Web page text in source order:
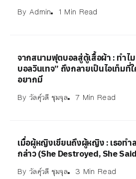
By Admin 1 Min Read
จากสนามฟุตบอลสู่ตู้เสื้อผ้า : ทำไม
บอลวินเทจ” ถึงกลายเป็นไอเท็มที่
อยากมี
By วัลคุ์วดี ชุมจุล 7 Min Read
เมื่อผู้หญิงเขียนถึงผู้หญิง : เธอทำ
กล่าว (She Destroyed, She
By วัลคุ์วดี ชุมจุล 3 Min Read